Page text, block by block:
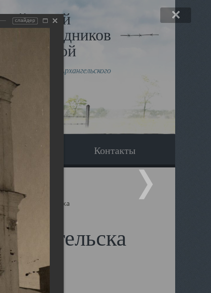
музей
исповедников
митрополита Архангельского
Даниила
Контакты
собор Архангельска
слайдер